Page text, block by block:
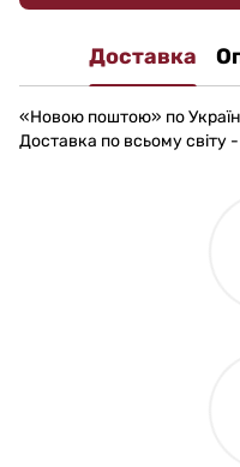
Доставка
«Новою поштою» по
Доставка по всьому світу